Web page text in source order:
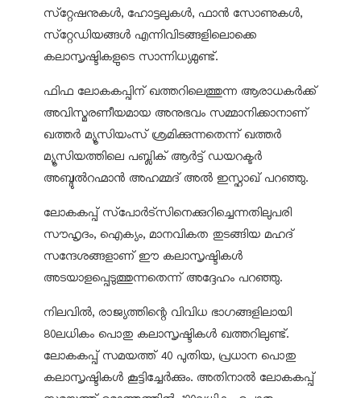
സ്‌റ്റേഷനുകള്‍, ഹോട്ടലുകള്‍, ഫാന്‍ സോണുകള്‍,
സ്‌റ്റേഡിയങ്ങള്‍ എന്നിവിടങ്ങളിലൊക്കെ
കലാസൃഷ്ടികളുടെ സാന്നിധ്യമുണ്ട്.
ഫിഫ ലോകകപ്പിന് ഖത്തറിലെത്തുന്ന ആരാധകര്‍ക്ക്
അവിസ്മരണീയമായ അനുഭവം സമ്മാനിക്കാനാണ്
ഖത്തര്‍ മ്യൂസിയംസ് ശ്രമിക്കുന്നതെന്ന് ഖത്തര്‍
മ്യൂസിയത്തിലെ പബ്ലിക് ആര്‍ട്ട് ഡയറക്ടര്‍
അബ്ദുല്‍റഹ്മാന്‍ അഹമ്മദ് അല്‍ ഇസ്ഹാഖ് പറഞ്ഞു.
ലോകകപ്പ് സ്‌പോര്‍ട്‌സിനെക്കുറിച്ചെന്നതിലുപരി
സൗഹൃദം, ഐക്യം, മാനവികത തുടങ്ങിയ മഹദ്
സന്ദേശങ്ങളാണ് ഈ കലാസൃഷ്ടികള്‍
അടയാളപ്പെടുത്തുന്നതെന്ന് അദ്ദേഹം പറഞ്ഞു.
നിലവില്‍, രാജ്യത്തിന്റെ വിവിധ ഭാഗങ്ങളിലായി
80ലധികം പൊതു കലാസൃഷ്ടികള്‍ ഖത്തറിലുണ്ട്.
ലോകകപ്പ് സമയത്ത് 40 പുതിയ, പ്രധാന പൊതു
കലാസൃഷ്ടികള്‍ കൂട്ടിച്ചേര്‍ക്കും. അതിനാല്‍ ലോകകപ്പ്